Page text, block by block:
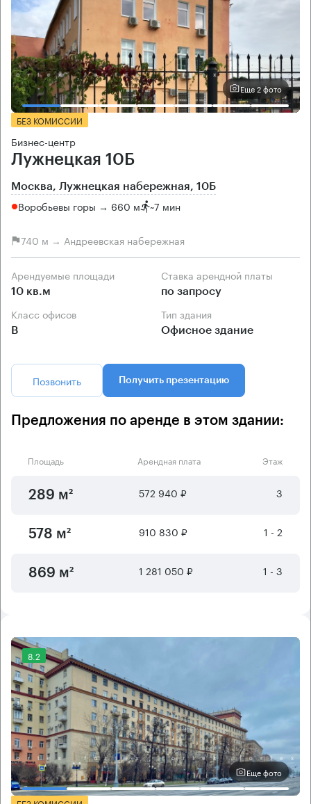
Еще 2 фото
БЕЗ КОМИССИИ
Бизнес-центр
Лужнецкая 10Б
Москва, Лужнецкая набережная, 10Б
Воробьевы горы → 660 м ~7 мин
740 м → Андреевская набережная
Арендуемые площади
10 кв.м
Ставка арендной платы
по запросу
Класс офисов
B
Тип здания
Офисное здание
Позвонить Получить презентацию
Предложения по аренде в этом здании:
Площадь Арендная плата Этаж
289 м² 572 940 ₽ 3
578 м² 910 830 ₽ 1 - 2
869 м² 1 281 050 ₽ 1 - 3
8.2
Еще фото